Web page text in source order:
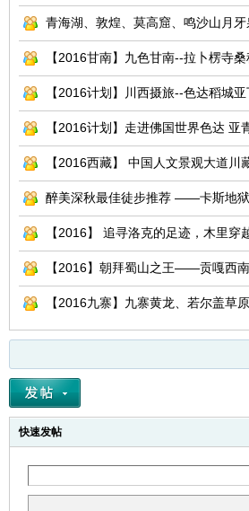
青海湖、敦煌、莫高窟、鸣沙山月
【2016甘南】九色甘南--拉卜楞寺
【2016计划】川西摄旅--色达稻城
【2016计划】走进佛国世界色达 亚
【2016西藏】 中国人文景观大道川
醉美深秋最佳徒步推荐 ——卡斯地狱
【2016】 追寻洛克的足迹，木里穿
【2016】朝拜蜀山之王——贡嘎西
【2016九寨】九寨黄龙、若尔盖草
快速发帖